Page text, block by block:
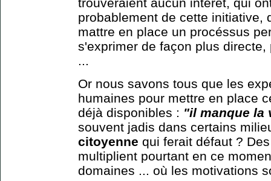
probablement de cette initiative,
mattre en place un procéssus
s'exprimer de façon plus
...
Or nous savons tous que les
humaines pour mettre en place
déjà disponibles : "il manque la
souvent jadis dans certains
citoyenne qui ferait défaut ?
multiplient pourtant en ce
domaines ... où les motivations